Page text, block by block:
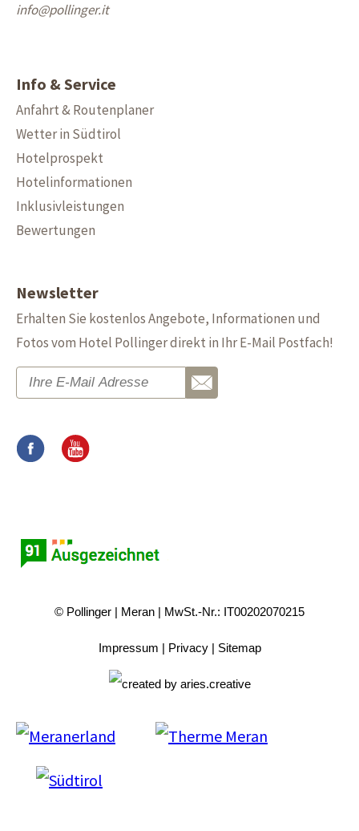
info@pollinger.it
Info & Service
Anfahrt & Routenplaner
Wetter in Südtirol
Hotelprospekt
Hotelinformationen
Inklusivleistungen
Bewertungen
Newsletter
Erhalten Sie kostenlos Angebote, Informationen und
Fotos vom Hotel Pollinger direkt in Ihr E-Mail Postfach!
© Pollinger Meran MwSt.-Nr.: IT00202070215
Impressum Privacy Sitemap